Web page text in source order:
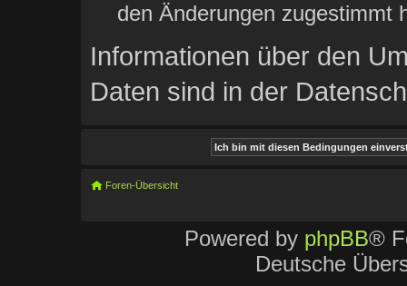
den Änderungen zugestimmt
Informationen über den
Daten sind in der
Foren-Übersicht
Powered by phpBB®
Deutsche